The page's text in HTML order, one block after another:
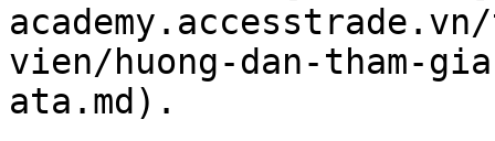
vien/huong-dan-tham-
ata.md).